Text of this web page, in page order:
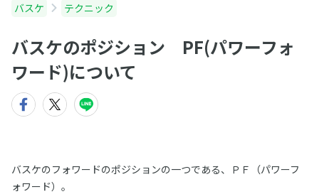
バスケ テクニック
バスケのポジション PF(パワーフォ
ワード)について
バスケのフォワードのポジションの一つである、ＰＦ（パワーフ
ォワード）。